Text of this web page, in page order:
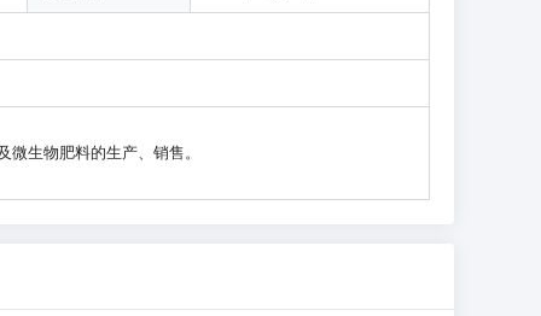
生物肥料的生产、销售。